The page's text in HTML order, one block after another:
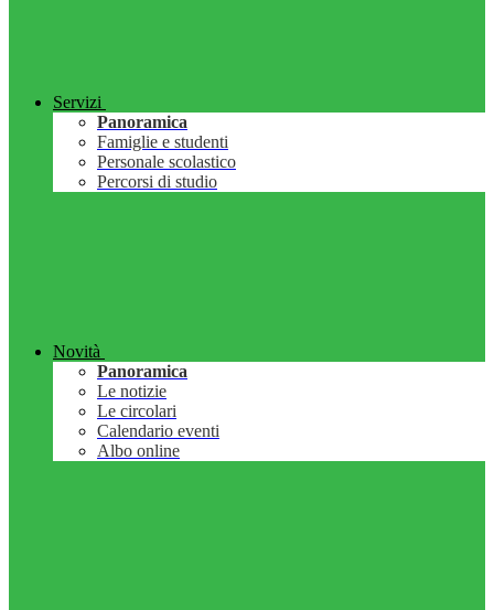
Servizi
Panoramica
Famiglie e studenti
Personale scolastico
Percorsi di studio
Novità
Panoramica
Le notizie
Le circolari
Calendario eventi
Albo online